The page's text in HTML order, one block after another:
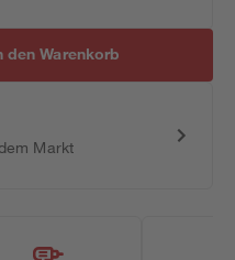
den Warenkorb
Markt